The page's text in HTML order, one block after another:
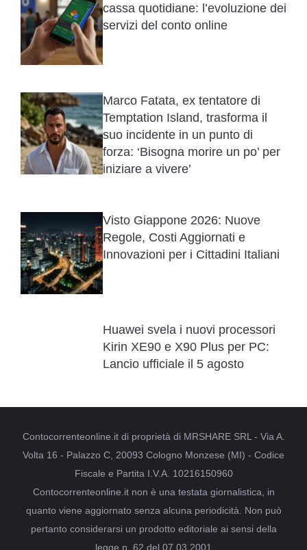
cassa quotidiane: l’evoluzione dei
servizi del conto online
Marco Fatata, ex tentatore di
Temptation Island, trasforma il
suo incidente in un punto di
forza: ‘Bisogna morire un po’ per
iniziare a vivere’
Visto Giappone 2026: Nuove
Regole, Costi Aggiornati e
Innovazioni per i Cittadini Italiani
Huawei svela i nuovi processori
Kirin XE90 e X90 Plus per PC:
Lancio ufficiale il 5 agosto
Contocorrenteonline.it di proprietà di MRSHARE SRL - Via A.
Volta 16 - Palazzo C, 20093 Cologno Monzese (MI) - Codice
Fiscale e Partita I.V.A. 10216150960
Contocorrenteonline.it non è una testata giornalistica, in
quanto viene aggiornato senza alcuna periodicità. Non può
pertanto considerarsi un prodotto editoriale ai sensi della
legge n. 62 del 07.03.2001